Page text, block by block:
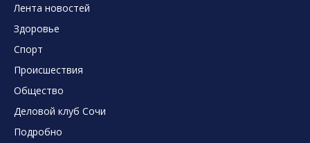
Лента новостей
Здоровье
Спорт
Происшествия
Общество
Деловой клуб Сочи
Подробно